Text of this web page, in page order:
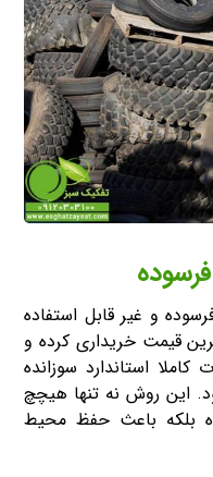
و غیر قابل استفاده
قیمت خریداری کرده و
استاندارد سوزانده
این روش نه تنها هیچچ
بلکه باعث حفظ محیط